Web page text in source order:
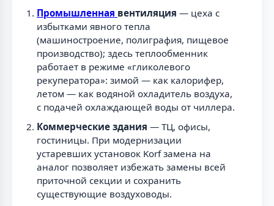
Промышленная вентиляция — цеха с
избытками явного тепла
(машиностроение, полиграфия, пищевое
производство); здесь теплообменник
работает в режиме «гликолевого
рекуператора»: зимой — как калорифер,
летом — как водяной охладитель воздуха,
с подачей охлаждающей воды от чиллера.
Коммерческие здания — ТЦ, офисы,
гостиницы. При модернизации
устаревших установок Korf замена на
аналог позволяет избежать замены всей
приточной секции и сохранить
существующие воздуховоды.